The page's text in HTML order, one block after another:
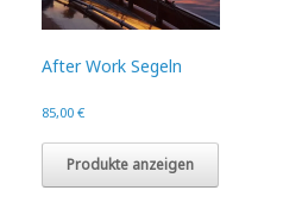
After Work Segeln
85,00 €
Produkte anzeigen